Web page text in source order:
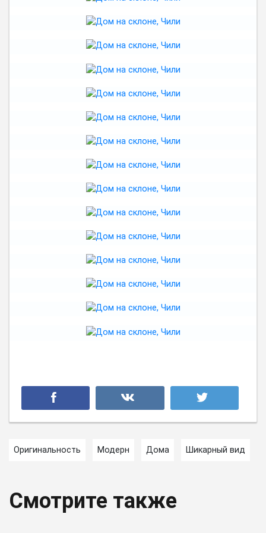
Оригинальность Модерн Дома Шикарный вид
Смотрите также